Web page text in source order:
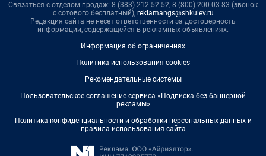
Связаться с отделом продаж: 8 (383) 212-52-52, 8 (800) 200-03-83 (звонок
с сотового бесплатный), reklamangs@shkulev.ru
Редакция сайта не несет ответственности за достоверность
информации, содержащейся в рекламных объявлениях.
Информация об ограничениях
Политика использования cookies
Рекомендательные системы
Пользовательское соглашение сервиса «Подписка без баннерной
рекламы»
Политика конфиденциальности и обработки персональных данных и
правила использования сайта